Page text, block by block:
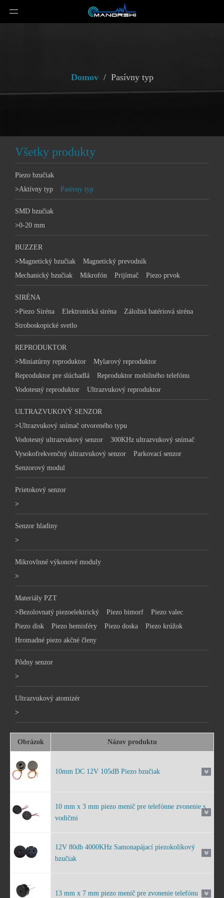
Domov / Pasívny typ
Všetky produkty
Piezo bzučiak
>Aktívny typ Pasívny typ
SMD bzučiak
>0-20 mm
BUZZER
>Magnetický bzučiak
Magnetický prevodník
Mechanický bzučiak
Mikrofón Prijímač Piezo prvok
SIRÉNA
>Piezo Siréna Elektronická siréna
Záložná batériová siréna
Stroboskopické svetlo
REPRODUKTOR
>Miniatúrny reproduktor
Mylarový reproduktor
Reproduktor pre slúchadlá
Reproduktor mobilného telefónu
Vodotesný reproduktor
Ultrazvukový reproduktor
ULTRAZVUKOVÝ SENZOR
>Ultrazvukový snímač otvoreného typu
Vodotesný ultrazvukový senzor
300KHz ultrazvukový snímač
Vysokofrekvenčný ultrazvukový senzor
Parkovací senzor
Senzorový modul
Prietokový senzor
>
Senzor hladiny
>
Mikrovlnné výkonové moduly
>
Materiály PZT
>Bezolovnatý piezoelektrický Piezo bimorf
Piezo valec
Piezo disk
Piezo hemisféry Piezo doska
Piezo krúžok
Hromadné piezo akčné členy
Pôdny senzor
>
Ultrazvukový atomizér
>
Obrázok Názov produktu
10mm DC 12V 105dB Piezo bzučiak
10 mm x 3 mm piezo menič pre telefónne zvonenie s
vodičmi
12V 80db 4000KHz Samonapájací piezokolíkový
bzučiak
13 mm x 7 mm piezo menič pre zvonenie telefónu